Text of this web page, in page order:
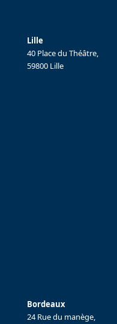
Lille
40 Place du Théâtre,
59800 Lille
Bordeaux
24 Rue du manège,